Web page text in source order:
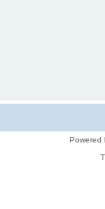
Powered